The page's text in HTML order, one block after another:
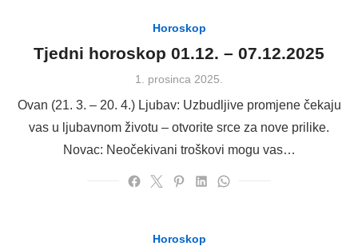
Horoskop
Tjedni horoskop 01.12. – 07.12.2025
Posted
1. prosinca 2025.
Ovan (21. 3. – 20. 4.) Ljubav: Uzbudljive promjene čekaju
vas u ljubavnom životu – otvorite srce za nove prilike.
Novac: Neočekivani troškovi mogu vas…
Horoskop